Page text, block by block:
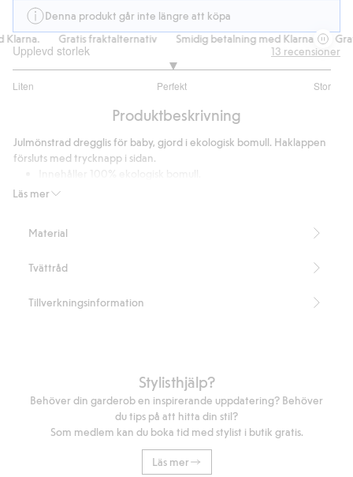
Denna produkt går inte längre att köpa
Gratis fraktalternativ Smidig betalning med Klarna.
Upplevd storlek
Liten Perfekt Stor
utav
10
betyg
13 recensioner
Produktbeskrivning
Läs mer
Julmönstrad dregglis för baby, gjord i ekologisk bomull. Haklappen
försluts med trycknapp i sidan.
Innehåller 100% organic in-conversion bomull.
Material
Tvättråd
Tillverkningsinformation
Stylisthjälp?
Behöver din garderob en inspirerande uppdatering? Behöver
du tips på att hitta din stil?
Som medlem kan du boka tid med stylist i butik gratis.
Läs mer